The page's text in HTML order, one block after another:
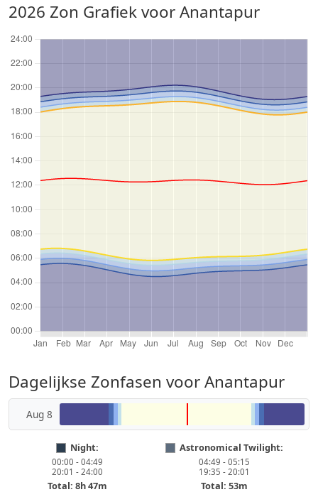
2026 Zon Grafiek voor Anantapur
Dagelijkse Zonfasen voor Anantapur
Aug 8
Night:
00:00 - 04:49
20:01 - 24:00
Total: 8h 47m
Astronomical Twilight:
04:49 - 05:15
19:35 - 20:01
Total: 53m